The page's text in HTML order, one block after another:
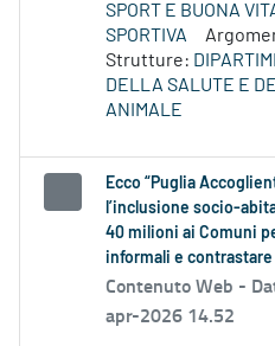
SPORT E BUONA
SPORTIVA
Strutture:
DELLA SALUTE E
ANIMALE
Ecco “Puglia
l’inclusione socio-
40 milioni ai Comuni
informali e contrastare
Contenuto Web -
apr-2026 14.52